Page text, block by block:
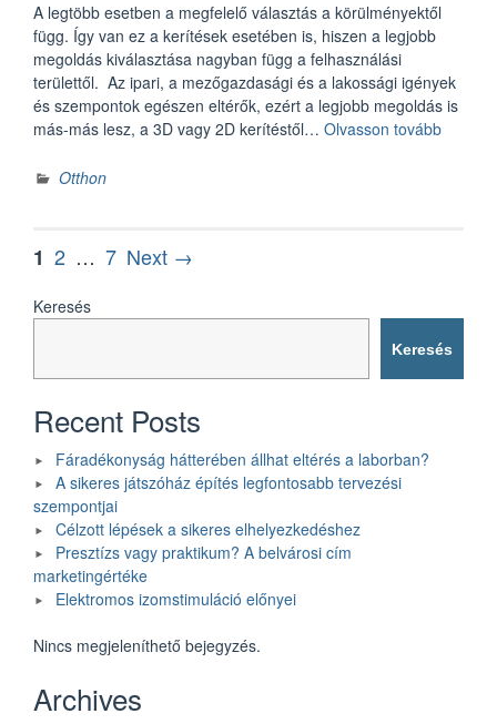
A legtöbb esetben a megfelelő választás a körülményektől
függ. Így van ez a kerítések esetében is, hiszen a legjobb
megoldás kiválasztása nagyban függ a felhasználási
területtől. Az ipari, a mezőgazdasági és a lakossági igények
és szempontok egészen eltérők, ezért a legjobb megoldás is
más-más lesz, a 3D vagy 2D kerítéstől… Olvasson tovább„Milyen
Otthon
Bejegyzések
lapozása
Page
1 Page
2 … Page
7 Next →
Keresés
Keresés
Recent Posts
Fáradékonyság hátterében állhat eltérés a laborban?
A sikeres játszóház építés legfontosabb tervezési
szempontjai
Célzott lépések a sikeres elhelyezkedéshez
Presztízs vagy praktikum? A belvárosi cím
marketingértéke
Elektromos izomstimuláció előnyei
Nincs megjeleníthető bejegyzés.
Archives